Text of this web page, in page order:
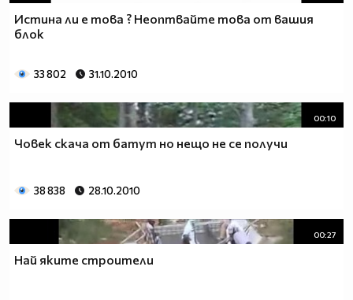
Истина ли е това ? Неоптвайте това от вашия
блок
33 802 31.10.2010
00:10
Човек скача от батут но нещо не се получи
38 838 28.10.2010
00:27
Най яките строители